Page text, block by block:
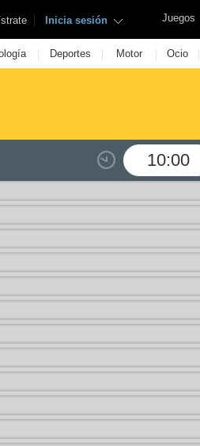
Juegos
| Inicia sesión
| Deportes | Motor | Ocio |
10:00